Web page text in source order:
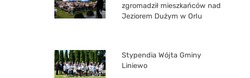
zgromadził mieszkańców nad
Jeziorem Dużym w Orlu
Stypendia Wójta Gminy
Liniewo